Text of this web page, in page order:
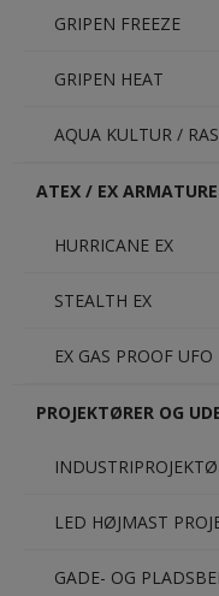
GRIPEN FREEZE
GRIPEN HEAT
AQUA KULTUR / RAS
ATEX / EX
HURRICANE EX
STEALTH EX
EX GAS PROOF UFO
PROJEKTØRER OG
LED HØJMAST
GADE- OG